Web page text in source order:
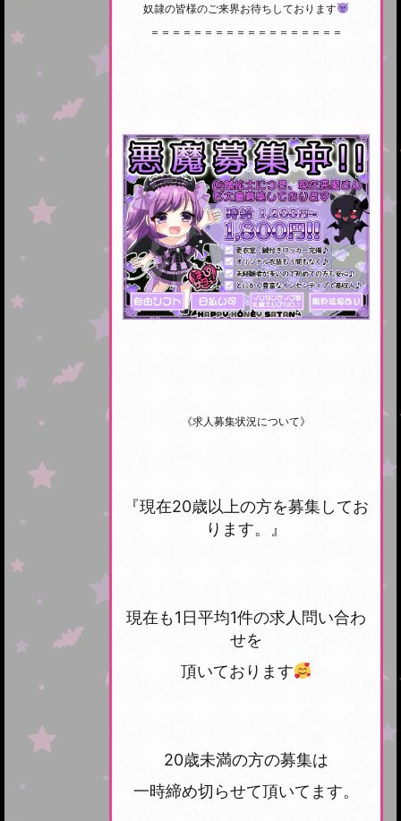
奴隷の皆様のご来界お待ちしております
＝＝＝＝＝＝＝＝＝＝＝＝＝＝＝＝＝＝
《求人募集状況について》
『現在20歳以上の方を募集してお
ります。』
現在も1日平均1件の求人問い合わ
せを
頂いております
20歳未満の方の募集は
一時締め切らせて頂いてます。